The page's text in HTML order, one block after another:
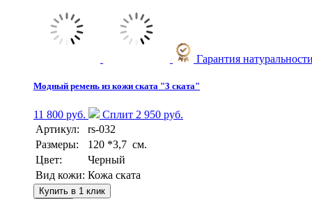
Гарантия
Модный ремень из кожи ската "3 ската"
11 800 руб.
Сплит 2 950 руб.
Артикул:
rs-032
Размеры:
120 *3,7 см.
Цвет:
Черный
Вид кожи: Кожа ската
Купить в 1 клик